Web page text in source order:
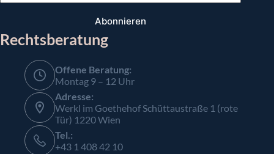
Abonnieren
Rechtsberatung
Offene Beratung:
Montag 9 – 12 Uhr
Adresse:
Werkl im Goethehof Schüttaustraße 1 (rote
Tür) 1220 Wien
Tel.:
+43 1 408 42 10